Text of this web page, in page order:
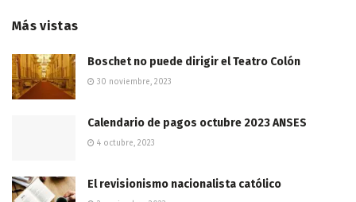
Más vistas
Boschet no puede dirigir el Teatro Colón
30 noviembre, 2023
Calendario de pagos octubre 2023 ANSES
4 octubre, 2023
El revisionismo nacionalista católico